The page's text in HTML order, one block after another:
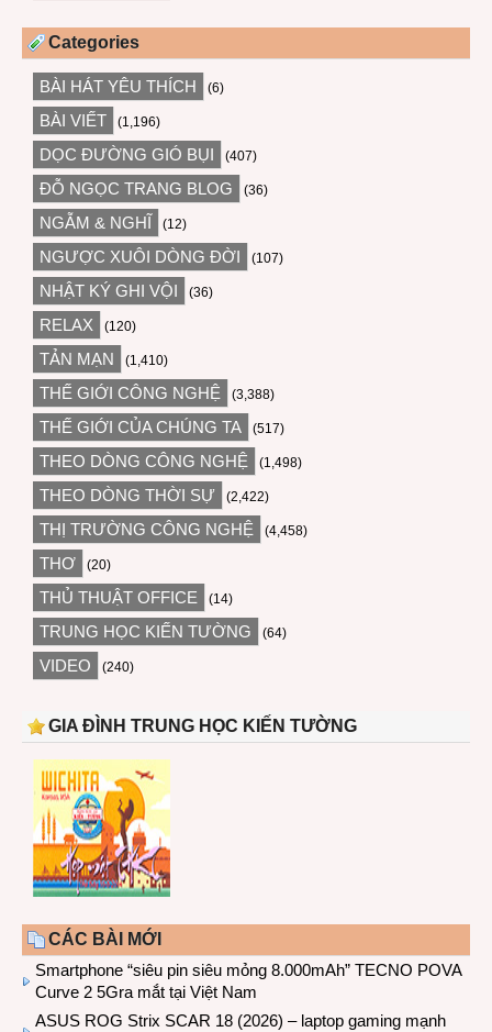
Categories
BÀI HÁT YÊU THÍCH (6)
BÀI VIẾT (1,196)
DỌC ĐƯỜNG GIÓ BỤI (407)
ĐỖ NGỌC TRANG BLOG (36)
NGẪM & NGHĨ (12)
NGƯỢC XUÔI DÒNG ĐỜI (107)
NHẬT KÝ GHI VỘI (36)
RELAX (120)
TẢN MẠN (1,410)
THẾ GIỚI CÔNG NGHỆ (3,388)
THẾ GIỚI CỦA CHÚNG TA (517)
THEO DÒNG CÔNG NGHỆ (1,498)
THEO DÒNG THỜI SỰ (2,422)
THỊ TRƯỜNG CÔNG NGHỆ (4,458)
THƠ (20)
THỦ THUẬT OFFICE (14)
TRUNG HỌC KIẾN TƯỜNG (64)
VIDEO (240)
GIA ĐÌNH TRUNG HỌC KIẾN TƯỜNG
CÁC BÀI MỚI
Smartphone “siêu pin siêu mỏng 8.000mAh” TECNO POVA
Curve 2 5Gra mắt tại Việt Nam
ASUS ROG Strix SCAR 18 (2026) – laptop gaming mạnh